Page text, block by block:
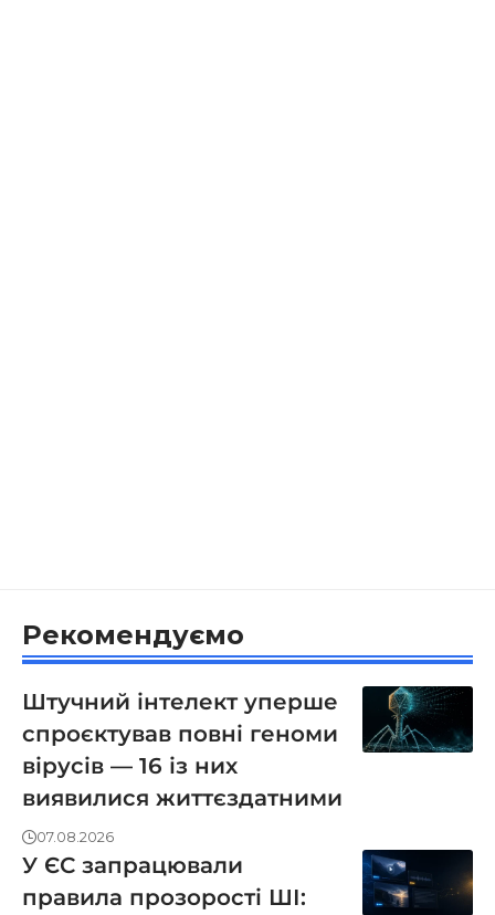
Рекомендуємо
Штучний інтелект уперше
спроєктував повні геноми
вірусів — 16 із них
виявилися життєздатними
07.08.2026
У ЄС запрацювали
правила прозорості ШІ: